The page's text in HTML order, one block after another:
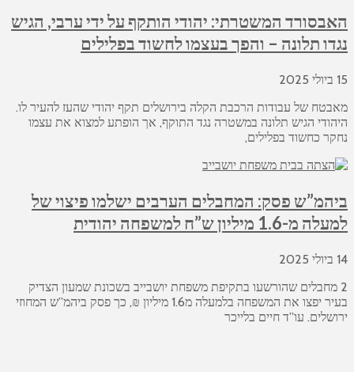
האבסורד המשטרתי: יהודי הותקף על ידי ערבי, הגיש
נגדו תלונה – והפך בעצמו לחשוד בפלילים
15 ביולי 2025
מאבטח של עבודות הרכבת הקלה בירושלים תקף יהודי שהעז להעיר לו.
היהודי הגיש תלונה במשטרה נגד התוקף, אך הופתע למצוא את עצמו
נחקר כחשוד בפלילים,
ביהמ”ש פסק: המחבלים הערבים ישלמו פיצוי של
למעלה מ-1.6 מיליון ש”ח למשפחה יהודית
14 ביולי 2025
2 מחבלים שהורשעו בתקיפת משפחת יושבייב בשכונת שמעון הצדיק
בעיר יפצו את המשפחה בלמעלה מ1.6 מיליון ₪, כך פסק ביהמ”ש המחוזי
ירושלים. עו”ד חיים בלייכר